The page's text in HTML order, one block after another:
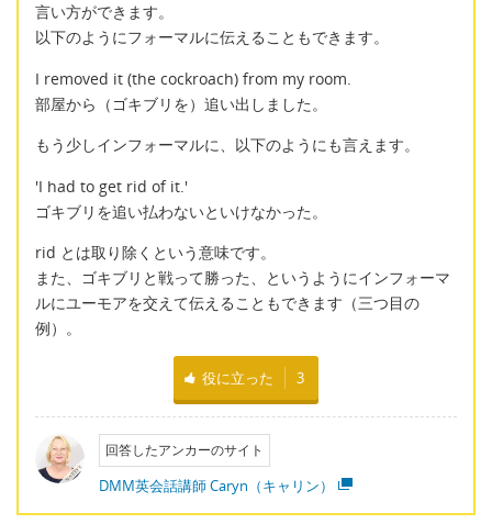
言い方ができます。
以下のようにフォーマルに伝えることもできます。
I removed it (the cockroach) from my room.
部屋から（ゴキブリを）追い出しました。
もう少しインフォーマルに、以下のようにも言えます。
'I had to get rid of it.'
ゴキブリを追い払わないといけなかった。
rid とは取り除くという意味です。
また、ゴキブリと戦って勝った、というようにインフォーマ
ルにユーモアを交えて伝えることもできます（三つ目の
例）。
役に立った 3
回答したアンカーのサイト
DMM英会話講師 Caryn（キャリン）